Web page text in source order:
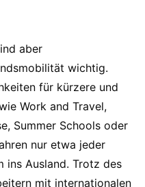
aber
wichtig.
für kürzere und
Work and Travel,
Summer Schools oder
nur etwa jeder
ins Ausland. Trotz des
mit internationalen